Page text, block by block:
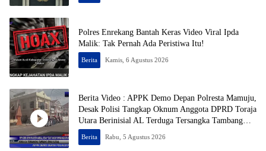
Polres Enrekang Bantah Keras Video Viral Ipda
Malik: Tak Pernah Ada Peristiwa Itu!
Berita Kamis, 6 Agustus 2026
Berita Video : APPK Demo Depan Polresta Mamuju,
Desak Polisi Tangkap Oknum Anggota DPRD Toraja
Utara Berinisial AL Terduga Tersangka Tambang
Emas Ilegal
Berita Rabu, 5 Agustus 2026